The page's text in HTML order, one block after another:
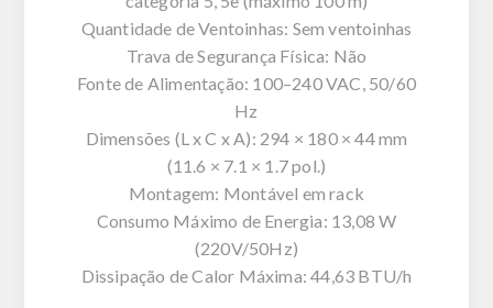
Quantidade de Ventoinhas: Sem ventoinhas
Trava de Segurança Física: Não
Fonte de Alimentação: 100–240 VAC, 50/60
Hz
Dimensões (L x C x A): 294 × 180 × 44 mm
(11.6 × 7.1 × 1.7 pol.)
Montagem: Montável em rack
Consumo Máximo de Energia: 13,08 W
(220V/50Hz)
Dissipação de Calor Máxima: 44,63 BTU/h